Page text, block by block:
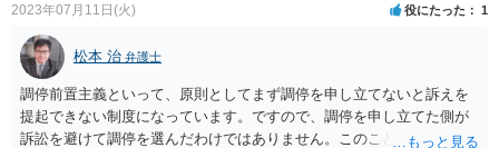
2023年07月11日(火) 役にたった 1
松本 治 弁護士
調停前置主義といって、原則としてまず調停を申し立てないと訴えを
提起できない制度になっています。ですので、調停を申し立てた側が
訴訟を避けて調停を選んだわけではありません。このことから、調停